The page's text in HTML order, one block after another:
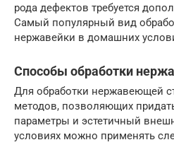
рода дефектов требуется
Самый популярный вид
нержавейки в домашних
Способы обработки
Для обработки нержавеющей
методов, позволяющих
параметры и эстетичный
условиях можно применять